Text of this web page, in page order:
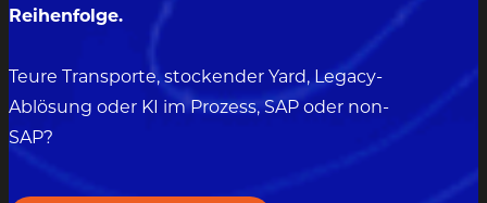
Reihenfolge.
Teure Transporte, stockender Yard, Legacy-
Ablösung oder KI im Prozess, SAP oder non-
SAP?